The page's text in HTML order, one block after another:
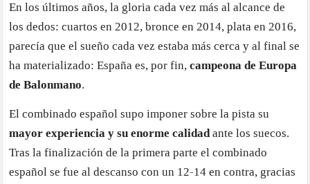
En los últimos años, la gloria cada vez más al alcance de
los dedos: cuartos en 2012, bronce en 2014, plata en 2016,
parecía que el sueño cada vez estaba más cerca y al final se
ha materializado: España es, por fin,campeona de Europa
de Balonmano.
El combinado español supo imponer sobre la pista su
mayor experiencia y su enorme calidadante los suecos.
Tras la finalización de la primera parte el combinado
español se fue al descanso con un 12-14 en contra, gracias